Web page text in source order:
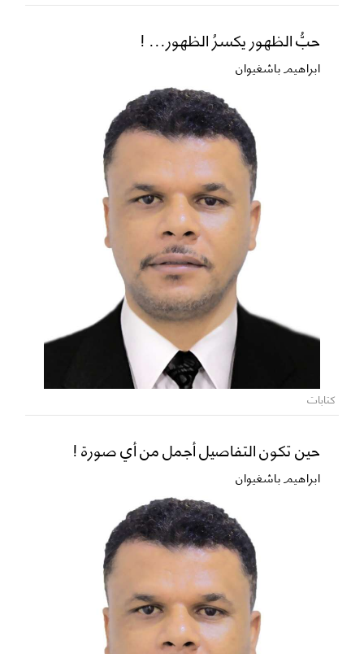
حبُّ الظهور يكسرُ الظهور... !
ابراهيم باشغيوان
كتابات
حين تكون التفاصيل أجمل من أي صورة !
ابراهيم باشغيوان